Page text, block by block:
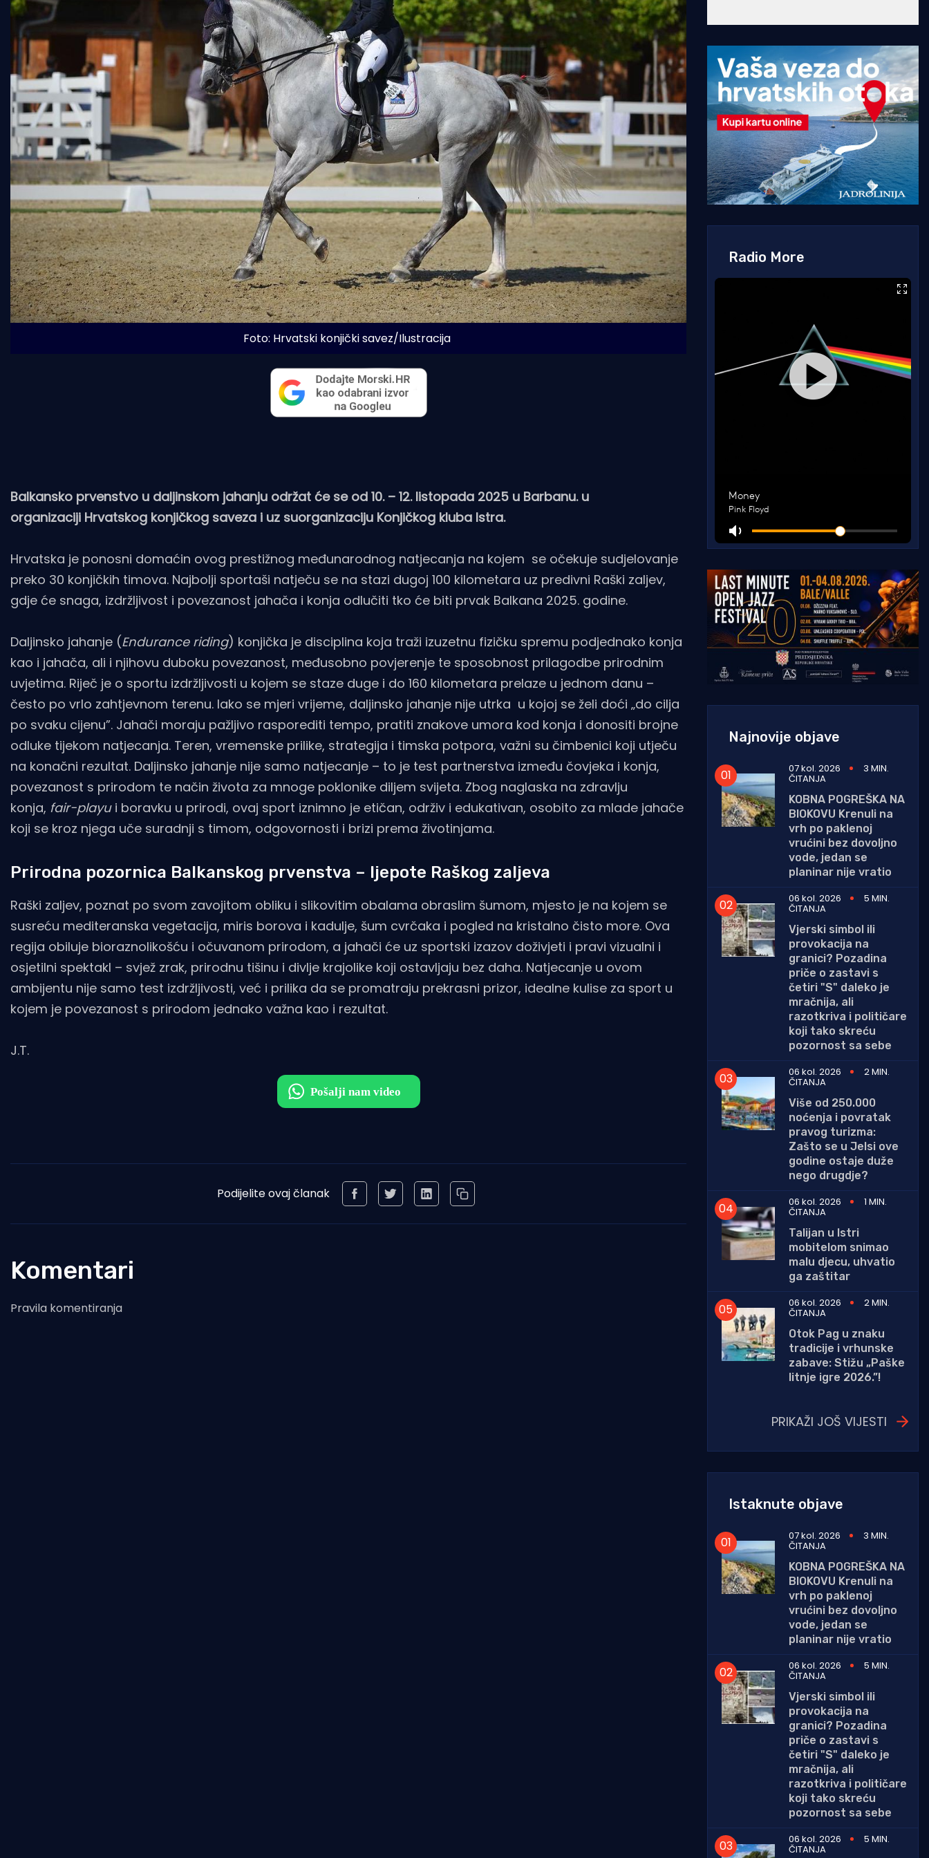
Foto: Hrvatski konjički savez/Ilustracija
Balkansko prvenstvo u daljinskom jahanju održat će se od 10. – 12. listopada 2025 u Barbanu. u
organizaciji Hrvatskog konjičkog saveza i uz suorganizaciju Konjičkog kluba Istra.
Hrvatska je ponosni domaćin ovog prestižnog međunarodnog natjecanja na kojem se očekuje sudjelovanje
preko 30 konjičkih timova. Najbolji sportaši natječu se na stazi dugoj 100 kilometara uz predivni Raški zaljev,
gdje će snaga, izdržljivost i povezanost jahača i konja odlučiti tko će biti prvak Balkana 2025. godine.
Daljinsko jahanje (Endurance riding) konjička je disciplina koja traži izuzetnu fizičku spremu podjednako konja
kao i jahača, ali i njihovu duboku povezanost, međusobno povjerenje te sposobnost prilagodbe prirodnim
uvjetima. Riječ je o sportu izdržljivosti u kojem se staze duge i do 160 kilometara prelaze u jednom danu –
često po vrlo zahtjevnom terenu. Iako se mjeri vrijeme, daljinsko jahanje nije utrka u kojoj se želi doći „do cilja
po svaku cijenu”. Jahači moraju pažljivo rasporediti tempo, pratiti znakove umora kod konja i donositi brojne
odluke tijekom natjecanja. Teren, vremenske prilike, strategija i timska potpora, važni su čimbenici koji utječu
na konačni rezultat. Daljinsko jahanje nije samo natjecanje – to je test partnerstva između čovjeka i konja,
povezanost s prirodom te način života za mnoge poklonike diljem svijeta. Zbog naglaska na zdravlju
konja, fair-playui boravku u prirodi, ovaj sport iznimno je etičan, održiv i edukativan, osobito za mlade jahače
koji se kroz njega uče suradnji s timom, odgovornosti i brizi prema životinjama.
Prirodna pozornica Balkanskog prvenstva – ljepote Raškog zaljeva
Raški zaljev, poznat po svom zavojitom obliku i slikovitim obalama obraslim šumom, mjesto je na kojem se
susreću mediteranska vegetacija, miris borova i kadulje, šum cvrčaka i pogled na kristalno čisto more. Ova
regija obiluje bioraznolikošću i očuvanom prirodom, a jahači će uz sportski izazov doživjeti i pravi vizualni i
osjetilni spektakl – svjež zrak, prirodnu tišinu i divlje krajolike koji ostavljaju bez daha. Natjecanje u ovom
ambijentu nije samo test izdržljivosti, već i prilika da se promatraju prekrasni prizor, idealne kulise za sport u
kojem je povezanost s prirodom jednako važna kao i rezultat.
J.T.
Podijelite ovaj članak
Komentari
Pravila komentiranja
Radio More
Najnovije objave
07 kol. 2026 3 MIN.
ČITANJA
KOBNA POGREŠKA NA
BIOKOVU Krenuli na
vrh po paklenoj
vrućini bez dovoljno
vode, jedan se
planinar nije vratio
06 kol. 2026
5 MIN.
ČITANJA
Vjerski simbol ili
provokacija na
granici? Pozadina
priče o zastavi s
četiri "S" daleko je
mračnija, ali
razotkriva i političare
koji tako skreću
pozornost sa sebe
06 kol. 2026
2 MIN.
ČITANJA
Više od 250.000
noćenja i povratak
pravog turizma:
Zašto se u Jelsi ove
godine ostaje duže
nego drugdje?
06 kol. 2026
1 MIN.
ČITANJA
Talijan u Istri
mobitelom snimao
malu djecu, uhvatio
ga zaštitar
06 kol. 2026
2 MIN.
ČITANJA
Otok Pag u znaku
tradicije i vrhunske
zabave: Stižu „Paške
litnje igre 2026.”!
PRIKAŽI JOŠ VIJESTI
Istaknute objave
07 kol. 2026 3 MIN.
ČITANJA
KOBNA POGREŠKA NA
BIOKOVU Krenuli na
vrh po paklenoj
vrućini bez dovoljno
vode, jedan se
planinar nije vratio
06 kol. 2026
5 MIN.
ČITANJA
Vjerski simbol ili
provokacija na
granici? Pozadina
priče o zastavi s
četiri "S" daleko je
mračnija, ali
razotkriva i političare
koji tako skreću
pozornost sa sebe
06 kol. 2026
5 MIN.
ČITANJA